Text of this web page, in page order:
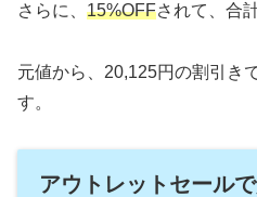
さらに、 15%OFFされて、合
元値から、20,125円の割引き
す。
アウトレットセール